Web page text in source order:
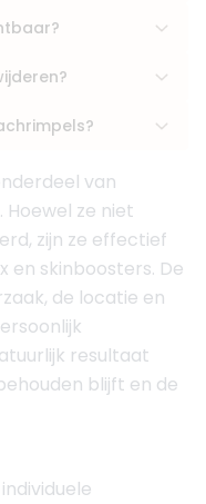
van
ze niet
zijn ze effectief
en skinboosters. De
de locatie en
resultaat
blijft en de